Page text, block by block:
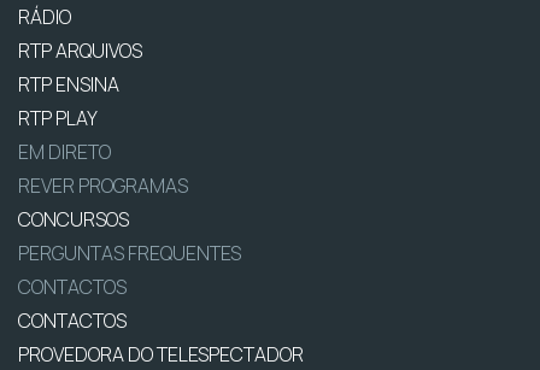
RÁDIO
RTP ARQUIVOS
RTP ENSINA
RTP PLAY
EM DIRETO
REVER PROGRAMAS
CONCURSOS
PERGUNTAS FREQUENTES
CONTACTOS
CONTACTOS
PROVEDORA DO TELESPECTADOR